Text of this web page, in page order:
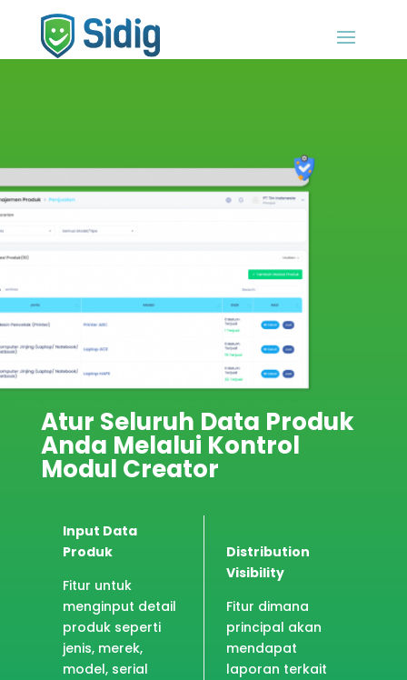
Atur Seluruh Data Produk
Anda Melalui Kontrol
Modul Creator
Input Data
Produk
Fitur untuk
menginput detail
produk seperti
jenis, merek,
model, serial
Distribution
Visibility
Fitur dimana
principal akan
mendapat
laporan terkait